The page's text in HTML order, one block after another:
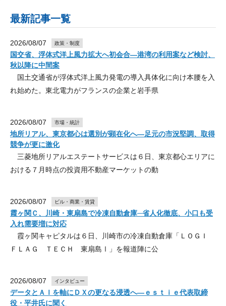
最新記事一覧
2026/08/07 政策・制度
国交省、浮体式洋上風力拡大へ初会合―港湾の利用案など検討、
秋以降に中間案
国土交通省が浮体式洋上風力発電の導入具体化に向け本腰を入
れ始めた。東北電力がフランスの企業と岩手県
2026/08/07 市場・統計
地所リアル、東京都心は選別が顕在化へ―足元の市況堅調、取得
競争が更に激化
三菱地所リアルエステートサービスは６日、東京都心エリアに
おける７月時点の投資用不動産マーケットの動
2026/08/07 ビル・商業・賃貸
霞ヶ関Ｃ、川崎・東扇島で冷凍自動倉庫─省人化徹底、小口も受
入れ需要増に対応
霞ヶ関キャピタルは６日、川崎市の冷凍自動倉庫「ＬＯＧＩ
ＦＬＡＧ ＴＥＣＨ 東扇島Ⅰ」を報道陣に公
2026/08/07 インタビュー
データとＡＩを軸にＤＸの更なる浸透へ―ｅｓｔｉｅ代表取締
役・平井氏に聞く